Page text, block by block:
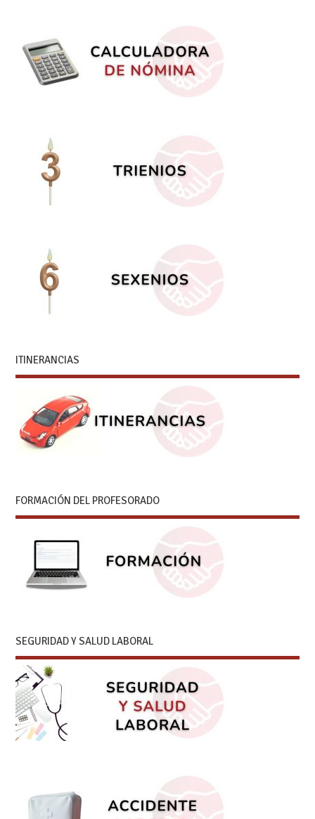
ITINERANCIAS
FORMACIÓN DEL PROFESORADO
SEGURIDAD Y SALUD LABORAL